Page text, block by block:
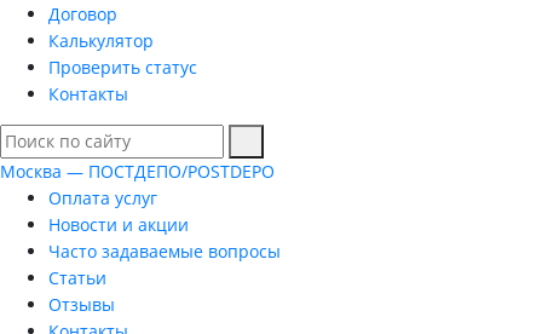
Договор
Калькулятор
Проверить статус
Контакты
Москва — ПОСТДЕПО/POSTDEPO
Оплата услуг
Новости и акции
Часто задаваемые вопросы
Статьи
Отзывы